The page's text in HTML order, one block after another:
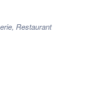
Restaurant